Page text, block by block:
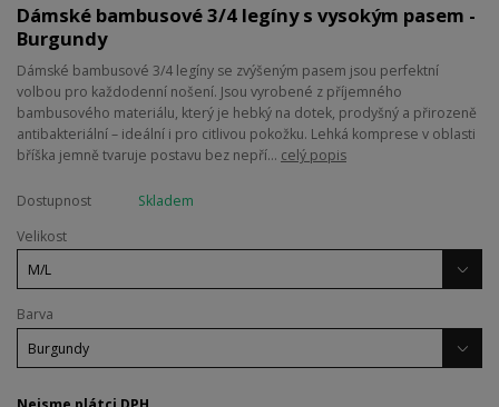
Dámské bambusové 3/4 legíny s vysokým pasem -
Burgundy
Dámské bambusové 3/4 legíny se zvýšeným pasem jsou perfektní
volbou pro každodenní nošení. Jsou vyrobené z příjemného
bambusového materiálu, který je hebký na dotek, prodyšný a přirozeně
antibakteriální – ideální i pro citlivou pokožku. Lehká komprese v oblasti
bříška jemně tvaruje postavu bez nepří... celý popis
Dostupnost
Skladem
Velikost
Barva